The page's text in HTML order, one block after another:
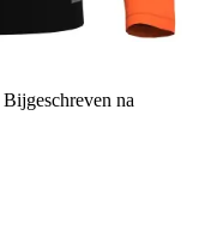
Bijgeschreven na